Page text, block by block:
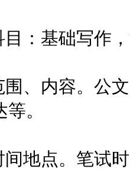
基础写作，
内容。公文
。
点。笔试时